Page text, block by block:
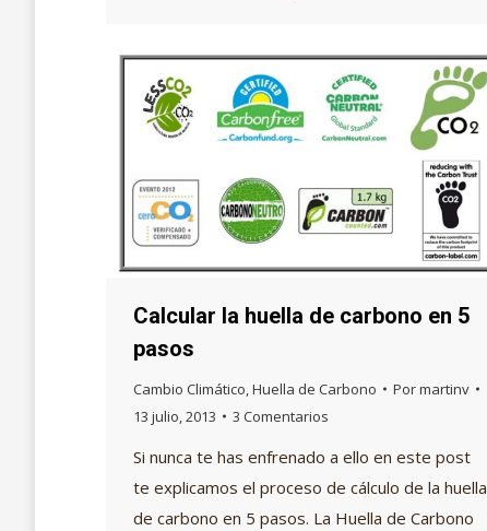
Calcular la huella de carbono en 5
pasos
Cambio Climático,Huella de Carbono Pormartinv
13 julio, 2013
3 Comentarios
Si nunca te has enfrenado a ello en este post
te explicamos el proceso de cálculo de la huella
de carbono en 5 pasos. La Huella de Carbono